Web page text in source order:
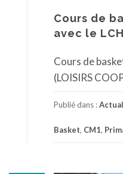
Cours de
avec le
Cours de
(LOISIRS
Publié dans :
Basket, CM1,